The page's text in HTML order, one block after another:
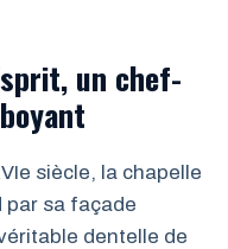
un chef-
siècle, la chapelle
par sa façade
dentelle de